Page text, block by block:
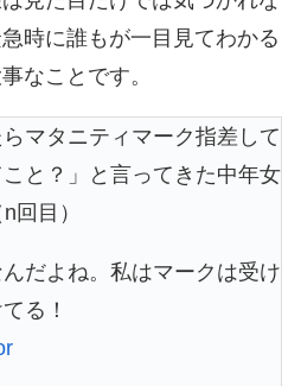
時に誰もが一目見てわかる
なことです。
マタニティマーク指差して
こと？」と言ってきた中年女
目）
だよね。私はマークは受け
る！